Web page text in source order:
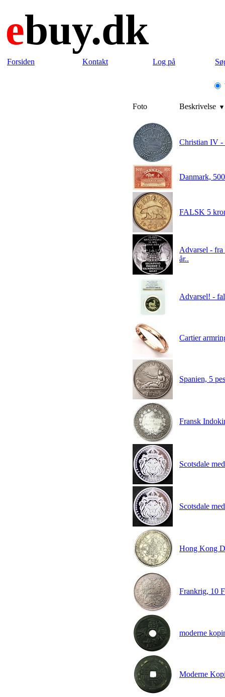
ebuy.dk
Forsiden Kontakt Log på
Foto Beskrivelse
Christian IV
Danmark,
FALSK 5
Advarsel - fra
år..
Advarsel! -
Cartier
Spanien, 5
Fransk
Scotsdale
Scotsdale
Hong Kong
Frankrig, 10
moderne
Moderne